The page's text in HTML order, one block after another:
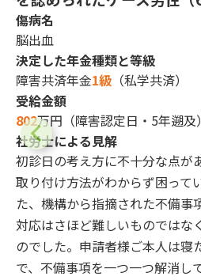
傷病名
脳出血
決定した年金種類と等級
障害共済年金1級 （私学共済）
受給金額
802万円（障害認定日・5年遡及）
社労士による見解
初診日の考え方に不十分な点が
取り付け方法がわからず困って
た、機構から指摘された不備事
対応はさほど難しいものではな
のでした。申請者様ご本人は寝
で、不備事項を一つ一つ解消し